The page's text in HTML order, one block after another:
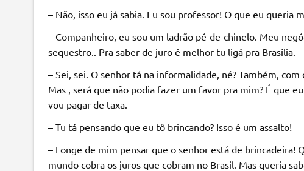
– Não, isso eu já sabia. Eu sou professor! O que eu queria
– Companheiro, eu sou um ladrão pé-de-chinelo. Meu
sequestro.. Pra saber de juro é melhor tu ligá pra Brasília.
– Sei, sei. O senhor tá na informalidade, né? Também,
Mas , será que não podia fazer um favor pra mim? É que
vou pagar de taxa.
– Tu tá pensando que eu tô brincando? Isso é um assalto!
– Longe de mim pensar que o senhor está de
mundo cobra os juros que cobram no Brasil. Mas queria